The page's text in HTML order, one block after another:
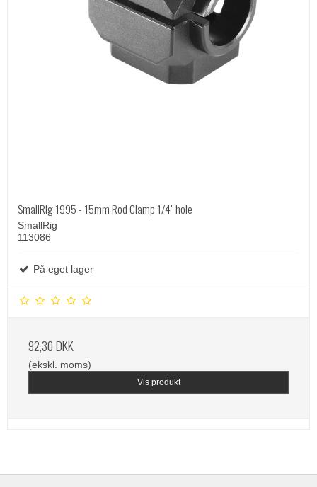
SmallRig 1995 - 15mm Rod Clamp 1/4" hole
SmallRig
113086
På eget lager
92,30 DKK
(ekskl. moms)
Vis produkt